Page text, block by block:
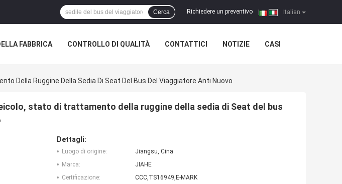
Italian
Richiedere un preventivo |
Cerca
FABBRICA CONTROLLO DI QUALITÀ CONTATTICI NOTIZIE CASI
Della Ruggine Della Sedia Di Seat Del Bus Del Viaggiatore Anti Nuovo
stato di trattamento della ruggine della sedia di Seat del bus
Dettagli:
Luogo di origine:
Jiangsu, Cina
Marca:
JIAHE
Certificazione:
CCC,TS16949,E-MARK